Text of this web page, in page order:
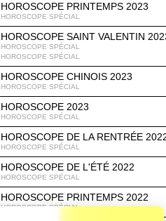
HOROSCOPE PRINTEMPS 2023
HOROSCOPE SPÉCIAL
HOROSCOPE SAINT VALENTIN
HOROSCOPE SPÉCIAL
HOROSCOPE SPÉCIAL
HOROSCOPE CHINOIS 2023
HOROSCOPE SPÉCIAL
HOROSCOPE 2023
HOROSCOPE SPÉCIAL
HOROSCOPE DE LA RENTRÉE
HOROSCOPE SPÉCIAL
HOROSCOPE DE L'ÉTÉ 2022
HOROSCOPE SPÉCIAL
HOROSCOPE PRINTEMPS 2022
HOROSCOPE SPÉCIAL